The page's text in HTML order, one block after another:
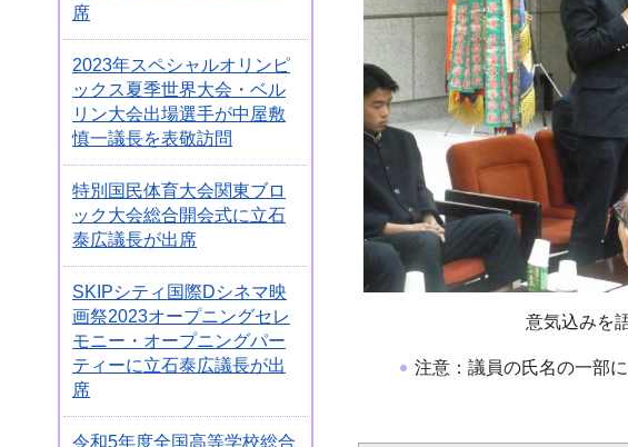
席
2023年スペシャルオリンピ
ックス夏季世界大会・ベル
リン大会出場選手が中屋敷
慎一議長を表敬訪問
特別国民体育大会関東ブロ
ック大会総合開会式に立石
泰広議長が出席
SKIPシティ国際Dシネマ映
画祭2023オープニングセレ
モニー・オープニングパー
ティーに立石泰広議長が出
席
令和5年度全国高等学校総合
意気込みを
注意：議員の氏名の一部